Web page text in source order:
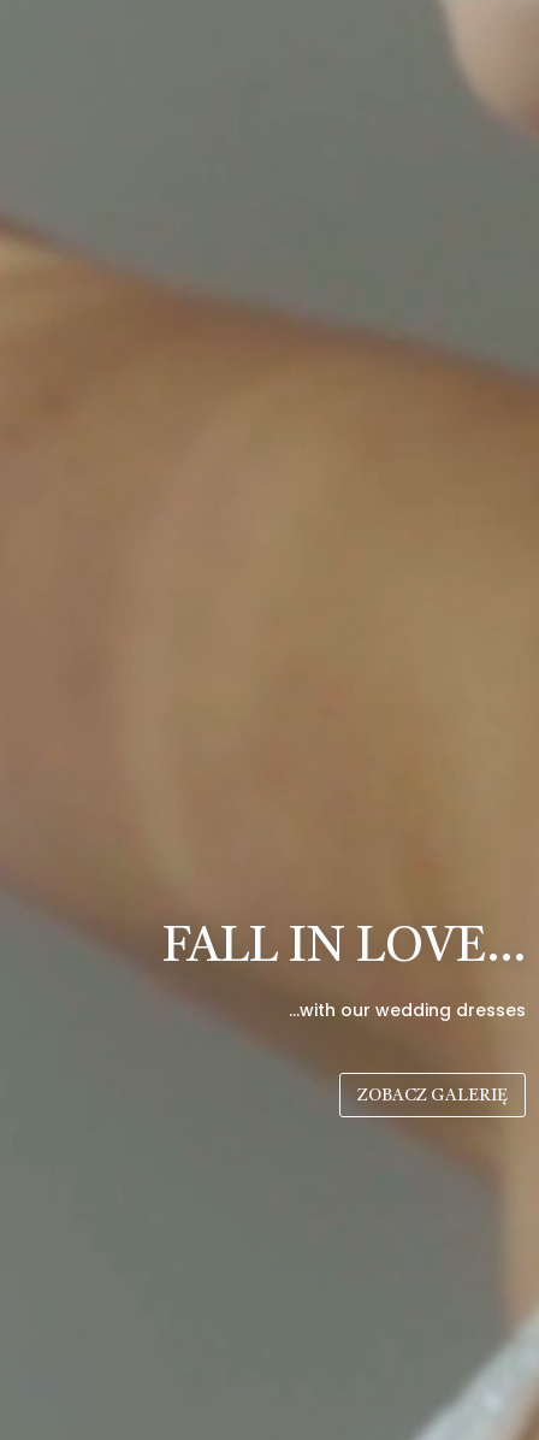
FALL IN LOVE…
…with our wedding dresses
ZOBACZ GALERIĘ